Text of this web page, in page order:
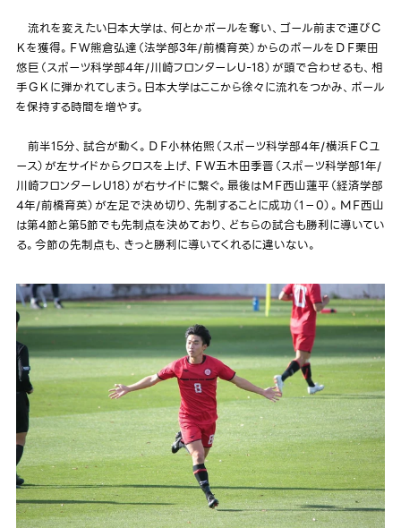
流れを変えたい日本大学は、何とかボールを奪い、ゴール前まで運びＣ
Ｋを獲得。ＦＷ熊倉弘達（法学部3年/前橋育英）からのボールをＤＦ栗田
悠巨（スポーツ科学部4年/川崎フロンターレU-18）が頭で合わせるも、相
手ＧＫに弾かれてしまう。日本大学はここから徐々に流れをつかみ、ボール
を保持する時間を増やす。
前半15分、試合が動く。ＤＦ小林佑熙（スポーツ科学部4年/横浜ＦＣユ
ース）が左サイドからクロスを上げ、ＦＷ五木田季晋（スポーツ科学部1年/
川崎フロンターレU18）が右サイドに繋ぐ。最後はＭＦ西山蓮平（経済学部
4年/前橋育英）が左足で決め切り、先制することに成功（1－0）。ＭＦ西山
は第4節と第5節でも先制点を決めており、どちらの試合も勝利に導いてい
る。今節の先制点も、きっと勝利に導いてくれるに違いない。